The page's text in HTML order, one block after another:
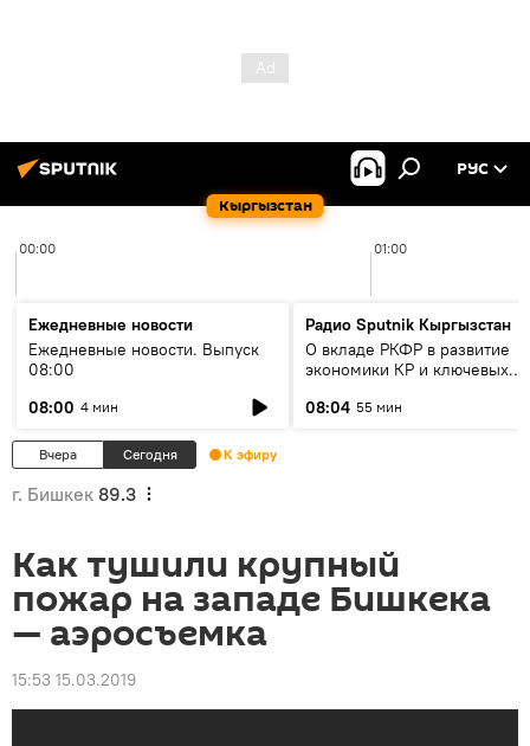
Кыргызстан
РУС
00:00 01:00
Ежедневные новости
Ежедневные новости. Выпуск
08:00
08:00 4 мин
Радио Sputnik Кыргызстан
О вкладе РКФР в развитие
экономики КР и ключевых
08:04 55 мин
Вчера Сегодня К эфиру
г. Бишкек 89.3
Как тушили крупный
пожар на западе Бишкека
— аэросъемка
15:53 15.03.2019